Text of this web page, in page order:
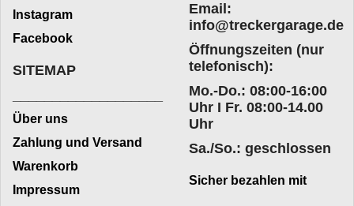
Instagram
Facebook
Email:
info@treckergarage.de
Öffnungszeiten (nur
telefonisch):
Mo.-Do.: 08:00-16:00
Uhr I Fr. 08:00-14.00
Uhr
Sa./So.: geschlossen
SITEMAP
Über uns
Zahlung und Versand
Warenkorb
Impressum
Sicher bezahlen mit